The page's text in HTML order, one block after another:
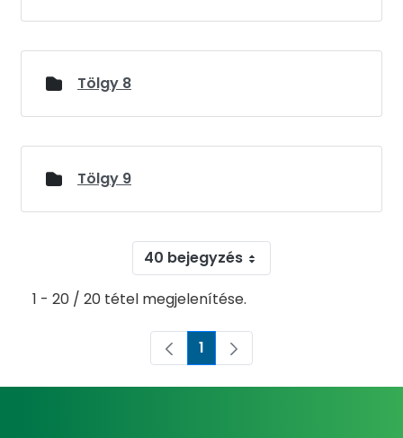
Tölgy 8
Tölgy 9
40 bejegyzés
1 - 20 / 20 tétel megjelenítése.
Oldal
1